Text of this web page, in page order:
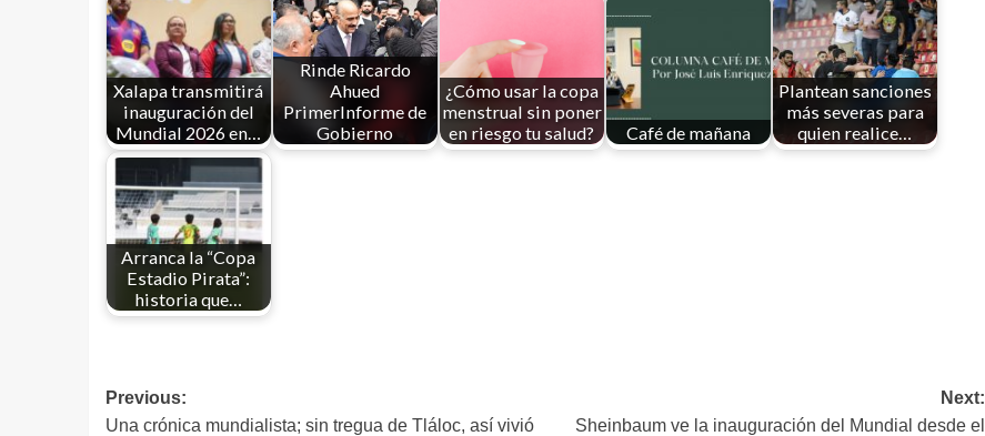
Xalapa transmitirá
inauguración del
Mundial 2026 en…
Rinde Ricardo
Ahued
PrimerInforme de
Gobierno
¿Cómo usar la copa
menstrual sin poner
en riesgo tu salud?
Café de mañana
Plantean sanciones
más severas para
quien realice…
Arranca la “Copa
Estadio Pirata”:
historia que…
Previous:
Una crónica mundialista; sin tregua de Tláloc, así vivió
Next:
Sheinbaum ve la inauguración del Mundial desde el